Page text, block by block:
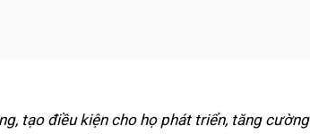
tạo điều kiện cho họ phát triển, tăng cường